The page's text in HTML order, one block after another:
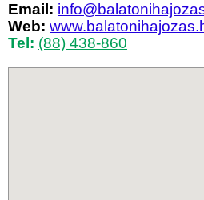
Email:
Web:
Tel: (88) 438-860